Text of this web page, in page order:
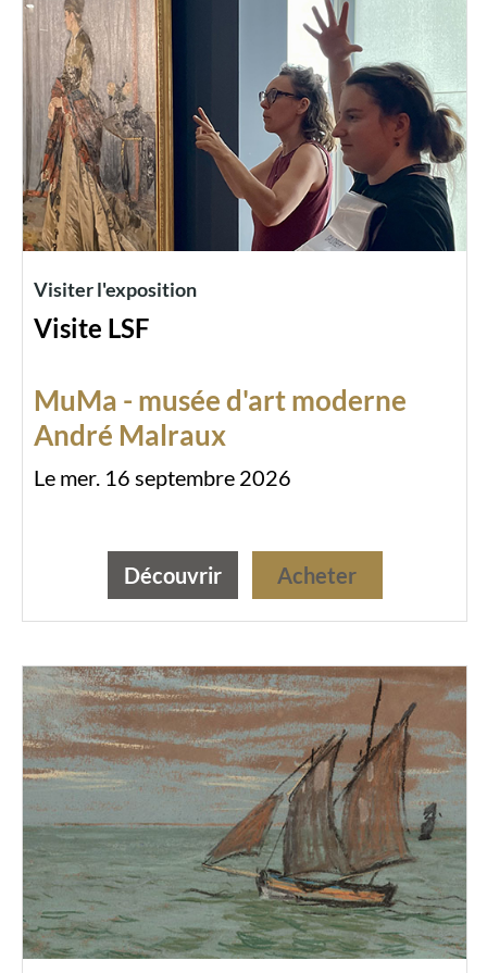
Visiter l'exposition
Visite LSF
MuMa - musée d'art moderne
André Malraux
Le mer. 16 septembre 2026
Découvrir Acheter